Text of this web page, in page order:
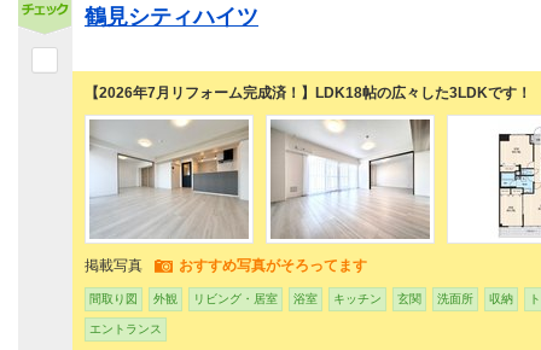
鶴見シティハイツ
【2026年7月リフォーム完成済！】LDK18帖の広々した3LDKです！
掲載写真 おすすめ写真がそろってます
間取り図 外観 リビング・居室 浴室 キッチン 玄関 洗面所 収納
エントランス